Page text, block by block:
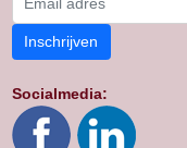
Inschrijven
Socialmedia: